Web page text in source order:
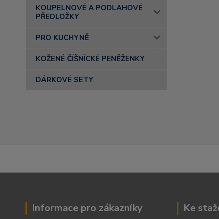
KOUPELNOVÉ A PODLAHOVÉ
PŘEDLOŽKY
PRO KUCHYNĚ
KOŽENÉ ČÍŠNÍCKÉ PENĚŽENKY
DÁRKOVÉ SETY
Informace pro zákazníky Ke